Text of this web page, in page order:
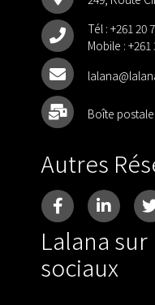
Tél : +261 20
Mobile : +261
Boîte postale
Autres
Lalana
sociaux